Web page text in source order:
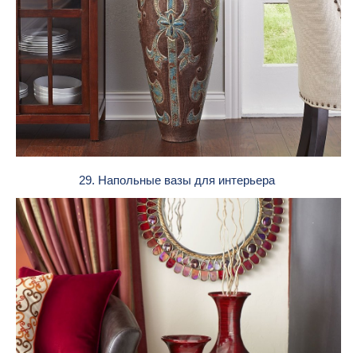
29. Напольные вазы для интерьера